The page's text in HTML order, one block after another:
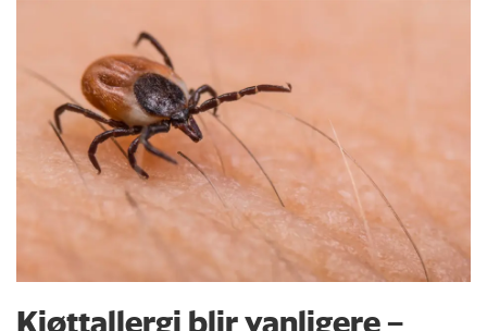
Kjøttallergi blir vanligere –